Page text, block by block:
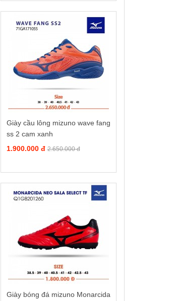
Giày cầu lông mizuno wave fang
ss 2 cam xanh
1.900.000 đ 2.650.000 đ
Giày bóng đá mizuno Monarcida